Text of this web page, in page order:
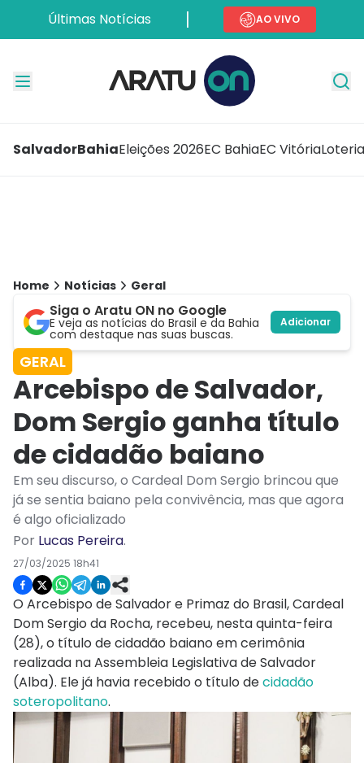
Últimas Notícias AO VIVO
SalvadorBahiaEleições 2026EC BahiaEC Vitória
Home Notícias Geral
Siga o Aratu ON no Google
E veja as notícias do Brasil e da Bahia
com destaque nas suas buscas.
Adicionar
GERAL
Arcebispo de Salvador,
Dom Sergio ganha título
de cidadão baiano
Em seu discurso, o Cardeal Dom Sergio brincou que
já se sentia baiano pela convivência, mas que agora
é algo oficializado
Por Lucas Pereira.
27/03/2025 18h41
O Arcebispo de Salvador e Primaz do Brasil, Cardeal
Dom Sergio da Rocha, recebeu, nesta quinta-feira
(28), o título de cidadão baiano em cerimônia
realizada na Assembleia Legislativa de Salvador
(Alba). Ele já havia recebido o título decidadão
soteropolitano.